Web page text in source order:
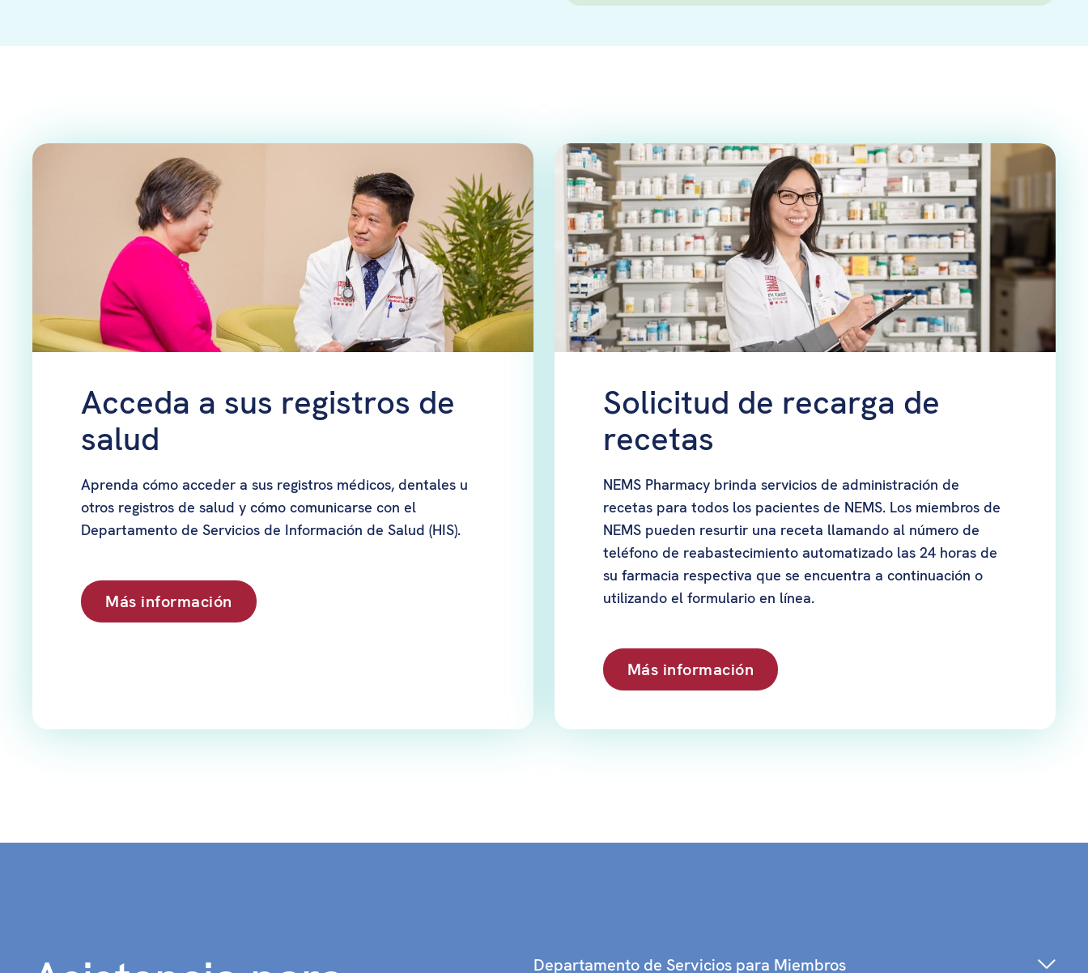
Acceda a sus registros de
salud
Aprenda cómo acceder a sus registros médicos, dentales u
otros registros de salud y cómo comunicarse con el
Departamento de Servicios de Información de Salud (HIS).
Más información
Solicitud de recarga de
recetas
NEMS Pharmacy brinda servicios de administración de
recetas para todos los pacientes de NEMS. Los miembros de
NEMS pueden resurtir una receta llamando al número de
teléfono de reabastecimiento automatizado las 24 horas de
su farmacia respectiva que se encuentra a continuación o
utilizando el formulario en línea.
Más información
Departamento de Servicios para Miembros